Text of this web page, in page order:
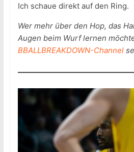
Ich schaue direkt auf den Ring.
Wer mehr über den Hop, das
Augen beim Wurf lernen
BBALLBREAKDOWN-Channel